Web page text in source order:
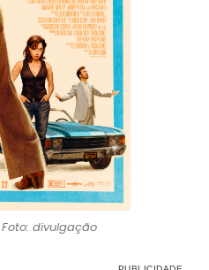
Foto: divulgação